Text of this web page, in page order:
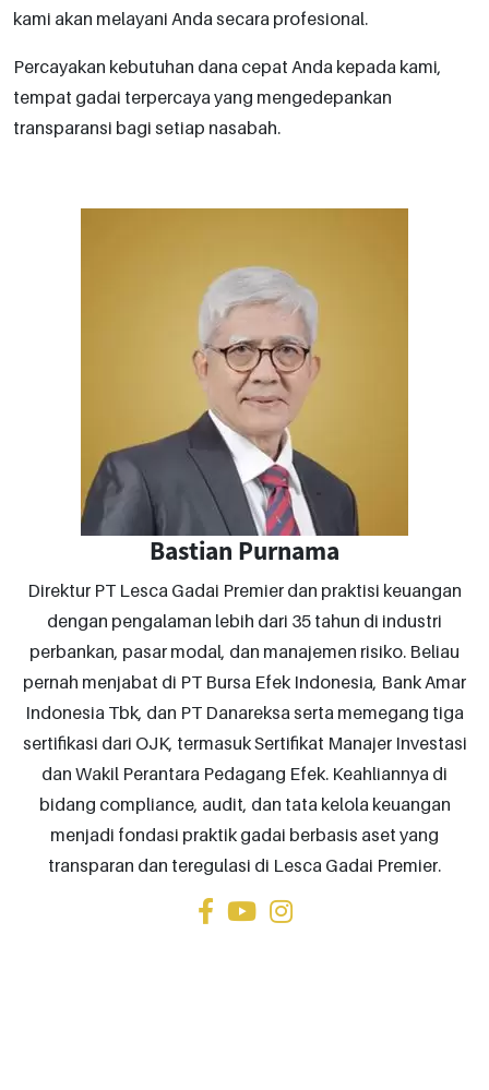
kami akan melayani Anda secara profesional.
Percayakan kebutuhan dana cepat Anda kepada kami,
tempat gadai terpercaya yang mengedepankan
transparansi bagi setiap nasabah.
Bastian Purnama
Direktur PT Lesca Gadai Premier dan praktisi keuangan
dengan pengalaman lebih dari 35 tahun di industri
perbankan, pasar modal, dan manajemen risiko. Beliau
pernah menjabat di PT Bursa Efek Indonesia, Bank Amar
Indonesia Tbk, dan PT Danareksa serta memegang tiga
sertifikasi dari OJK, termasuk Sertifikat Manajer Investasi
dan Wakil Perantara Pedagang Efek. Keahliannya di
bidang compliance, audit, dan tata kelola keuangan
menjadi fondasi praktik gadai berbasis aset yang
transparan dan teregulasi di Lesca Gadai Premier.